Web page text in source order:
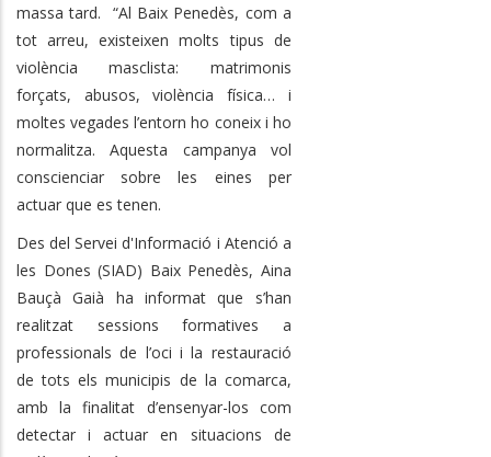
massa tard. “Al Baix Penedès, com a
tot arreu, existeixen molts tipus de
violència masclista: matrimonis
forçats, abusos, violència física… i
moltes vegades l’entorn ho coneix i ho
normalitza. Aquesta campanya vol
conscienciar sobre les eines per
actuar que es tenen.
Des del Servei d'Informació i Atenció a
les Dones (SIAD) Baix Penedès, Aina
Bauçà Gaià ha informat que s’han
realitzat sessions formatives a
professionals de l’oci i la restauració
de tots els municipis de la comarca,
amb la finalitat d’ensenyar-los com
detectar i actuar en situacions de